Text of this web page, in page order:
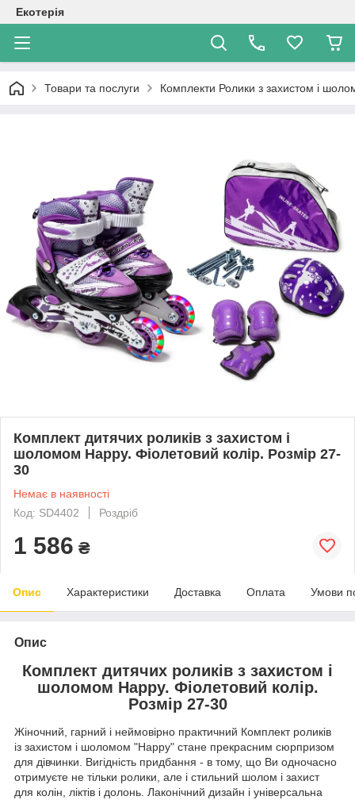
Екотерія
Товари та послуги Комплекти Ролики з захистом і
Комплект дитячих роликів з захистом і
шоломом Happy. Фіолетовий колір. Розмір 27-
30
Немає в наявності
Код: SD4402
Роздріб
1 586 ₴
Опис Характеристики Доставка Оплата Умови
Опис
Комплект дитячих роликів з захистом і
шоломом Happy. Фіолетовий колір.
Розмір 27-30
Жіночний, гарний і неймовірно практичний Комплект роликів
із захистом і шоломом "Happy" стане прекрасним сюрпризом
для дівчинки. Вигідність придбання - в тому, що Ви одночасно
отримуєте не тільки ролики, але і стильний шолом і захист
для колін, ліктів і долонь. Лаконічний дизайн і універсальна